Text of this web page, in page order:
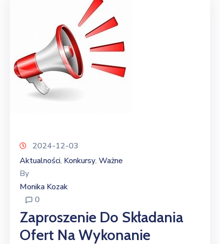
2024-12-03
Aktualności‚ Konkursy‚ Ważne
By
Monika Kozak
0
Zaproszenie Do Składania
Ofert Na Wykonanie